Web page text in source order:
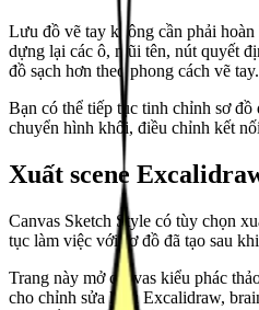
Lưu đồ vẽ tay không cần phải
dựng lại các ô, mũi tên, nút quyết
đồ sạch hơn theo phong cách vẽ tay.
Bạn có thể tiếp tục tinh chỉnh sơ
chuyển hình khối, điều chỉnh kết
Xuất scene
Canvas Sketch Style có tùy chọn
tục làm việc với sơ đồ đã tạo sau
Trang này mở canvas kiểu phác
cho chỉnh sửa kiểu Excalidraw,